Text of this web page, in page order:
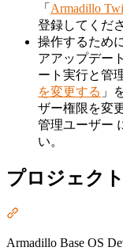
「 Armadillo
登録してくだ
操作するため
アアップデー
ート実行と管
を変更する 」
ザー権限を変
管理ユーザー
い。
プロジェク
Armadillo Base OS